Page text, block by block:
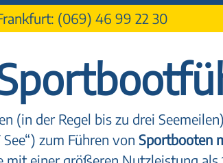
(069) 46 99 22 30
(in der Regel bis zu drei
See“) zum Führen von Sportbooten